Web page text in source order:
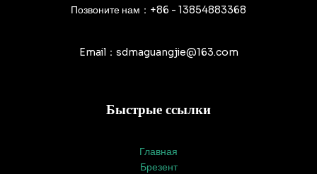
Позвоните нам：+86 - 13854883368
Email：sdmaguangjie@163.com
Быстрые ссылки
Главная
Брезент